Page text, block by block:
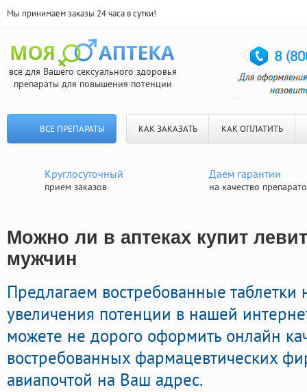
Мы принимаем заказы 24 часа в сутки!
все для Вашего сексуального здоровья
препараты для повышения потенции
ВСЕ ПРЕПАРАТЫ КАК ЗАКАЗАТЬ КАК ОПЛАТИТЬ
Круглосуточный
прием заказов
Даем гарантии
на качество
Можно ли в аптеках купит
мужчин
Предлагаем востребованные
увеличения потенции в нашей
можете не дорого оформить онлайн
востребованных фармацевтических
авиапочтой на Ваш адрес.